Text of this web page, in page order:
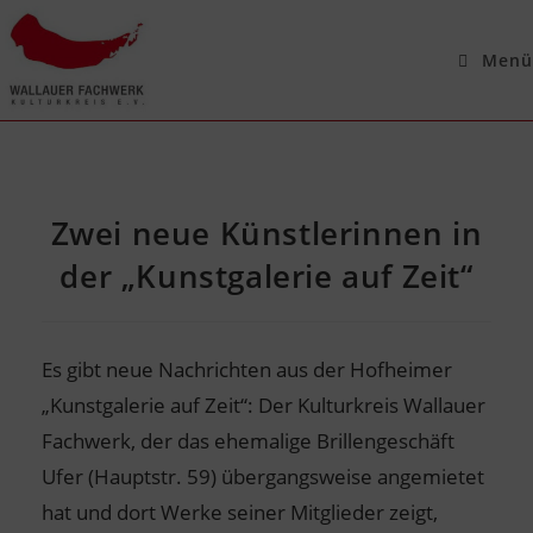
Menü
Zwei neue Künstlerinnen in
der „Kunstgalerie auf Zeit“
Es gibt neue Nachrichten aus der Hofheimer
„Kunstgalerie auf Zeit“: Der Kulturkreis Wallauer
Fachwerk, der das ehemalige Brillengeschäft
Ufer (Hauptstr. 59) übergangsweise angemietet
hat und dort Werke seiner Mitglieder zeigt,